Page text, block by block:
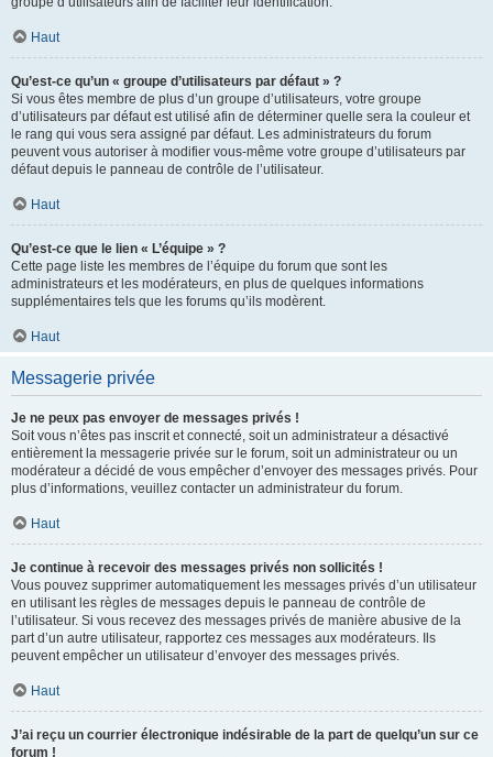
Haut
Qu’est-ce qu’un « groupe d’utilisateurs par défaut » ?
Si vous êtes membre de plus d’un groupe d’utilisateurs, votre groupe
d’utilisateurs par défaut est utilisé afin de déterminer quelle sera la couleur et
le rang qui vous sera assigné par défaut. Les administrateurs du forum
peuvent vous autoriser à modifier vous-même votre groupe d’utilisateurs par
défaut depuis le panneau de contrôle de l’utilisateur.
Haut
Qu’est-ce que le lien « L’équipe » ?
Cette page liste les membres de l’équipe du forum que sont les
administrateurs et les modérateurs, en plus de quelques informations
supplémentaires tels que les forums qu’ils modèrent.
Haut
Messagerie privée
Je ne peux pas envoyer de messages privés !
Soit vous n’êtes pas inscrit et connecté, soit un administrateur a désactivé
entièrement la messagerie privée sur le forum, soit un administrateur ou un
modérateur a décidé de vous empêcher d’envoyer des messages privés. Pour
plus d’informations, veuillez contacter un administrateur du forum.
Haut
Je continue à recevoir des messages privés non sollicités !
Vous pouvez supprimer automatiquement les messages privés d’un utilisateur
en utilisant les règles de messages depuis le panneau de contrôle de
l’utilisateur. Si vous recevez des messages privés de manière abusive de la
part d’un autre utilisateur, rapportez ces messages aux modérateurs. Ils
peuvent empêcher un utilisateur d’envoyer des messages privés.
Haut
J’ai reçu un courrier électronique indésirable de la part de quelqu’un sur ce
forum !